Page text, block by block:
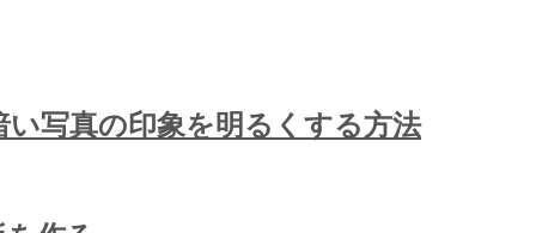
写真の印象を明るくする方法